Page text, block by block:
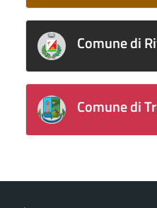
Comune di
Comune di